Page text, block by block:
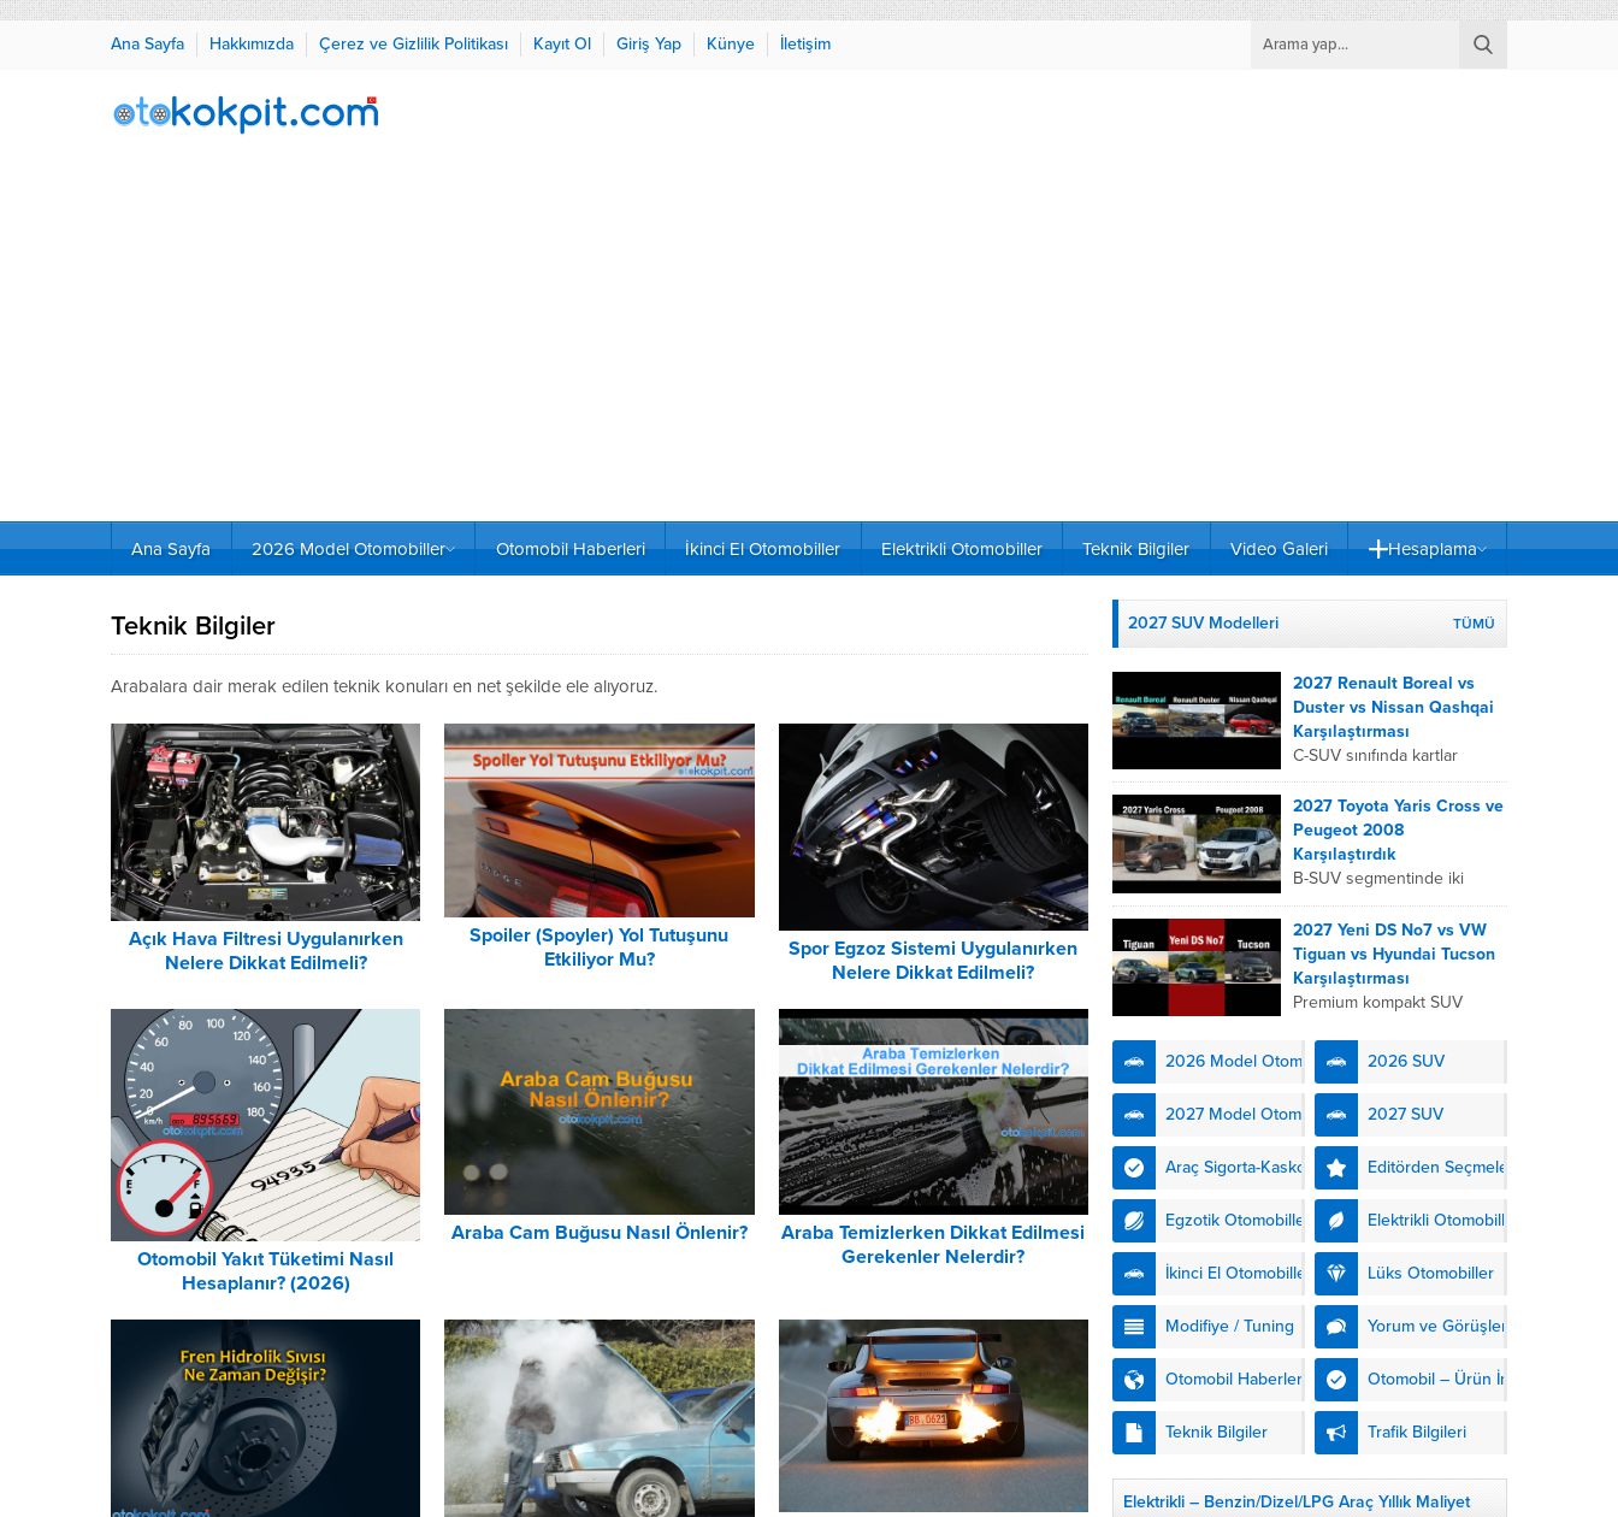
Ana Sayfa Hakkımızda Çerez ve Gizlilik Politikası Kayıt Ol Giriş Yap Künye İletişim
Ana Sayfa 2026 Model Otomobiller Otomobil Haberleri İkinci El Otomobiller Elektrikli Otomobiller Teknik Bilgiler Video Galeri Hesaplama
Teknik Bilgiler
Arabalara dair merak edilen teknik konuları en net şekilde ele alıyoruz.
Açık Hava Filtresi Uygulanırken
Nelere Dikkat Edilmeli?
Spoiler (Spoyler) Yol Tutuşunu
Etkiliyor Mu?
Spor Egzoz Sistemi Uygulanırken
Nelere Dikkat Edilmeli?
Otomobil Yakıt Tüketimi Nasıl
Hesaplanır? (2026)
Araba Cam Buğusu Nasıl Önlenir?
Araba Temizlerken Dikkat Edilmesi
Gerekenler Nelerdir?
2027 SUV Modelleri TÜMÜ
2027 Renault Boreal vs
Duster vs Nissan Qashqai
Karşılaştırması
C-SUV sınıfında kartlar
yeniden dağıtıldı. 2027
Renault Boreal, Renault
Duster ve Nissan Qashqai;
her biri farklı bir sürüş
deneyimi, motor...
2027 Toyota Yaris Cross ve
Peugeot 2008
Karşılaştırdık
B-SUV segmentinde iki
önemli oyuncu olan 2027
Toyota Yaris
Cross ve Peugeot 2008,
farklı mühendislik
felsefeleriyle kullanıcıların
hibrit teknolojisindeki
uzmanlığını...
2027 Yeni DS No7 vs VW
Tiguan vs Hyundai Tucson
Karşılaştırması
Premium kompakt SUV
isteyen 2027 DS No7,
kendinden şarjlı hibrit
teknolojisiyle buluşturuyor.
DS Automobiles’in yeni...
2026 Model Otomobiller 2026 SUV
2027 Model Otomobiller 2027 SUV
Araç Sigorta-Kasko Editörden Seçmeler
Egzotik Otomobiller Elektrikli Otomobiller
İkinci El Otomobiller Lüks Otomobiller
Modifiye / Tuning Yorum ve Görüşler
Otomobil Haberleri Otomobil – Ürün İnceleme
Teknik Bilgiler Trafik Bilgileri
Elektrikli – Benzin/Dizel/LPG Araç Yıllık Maliyet